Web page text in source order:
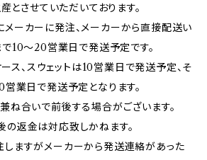
させていただいております。
ーカーに発注、メーカーから直接配送い
10〜20営業日で発送予定です。
ス、スウェットは10営業日で発送予定、そ
業日で発送予定となります。
ね合いで前後する場合がございます。
返金は対応致しかねます。
ますがメーカーから発送連絡があった